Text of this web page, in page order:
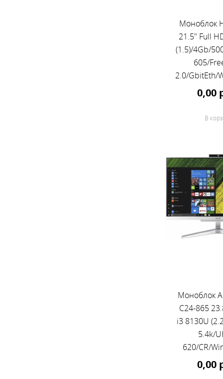
Моноблок
21.5" Full
(1.5)/4Gb/
605/
2.0/GbitEth/
черный
0,00
В
Моноблок
C24-865
i3 8130U
5.4k/
620/CR/
Home/0,00